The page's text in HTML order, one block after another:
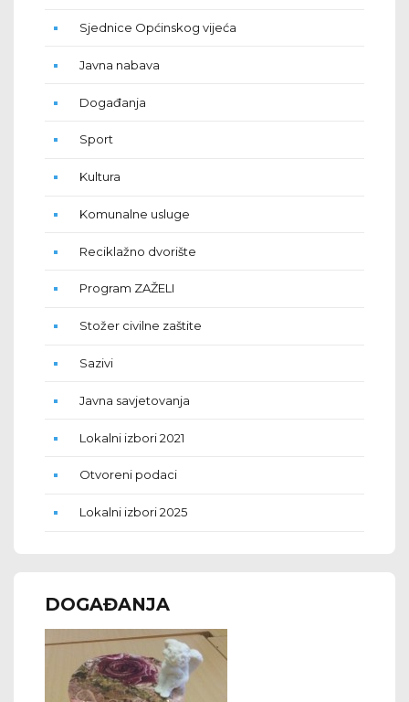
Sjednice Općinskog vijeća
Javna nabava
Događanja
Sport
Kultura
Komunalne usluge
Reciklažno dvorište
Program ZAŽELI
Stožer civilne zaštite
Sazivi
Javna savjetovanja
Lokalni izbori 2021
Otvoreni podaci
Lokalni izbori 2025
DOGAĐANJA